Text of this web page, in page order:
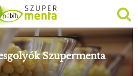
Szupermenta